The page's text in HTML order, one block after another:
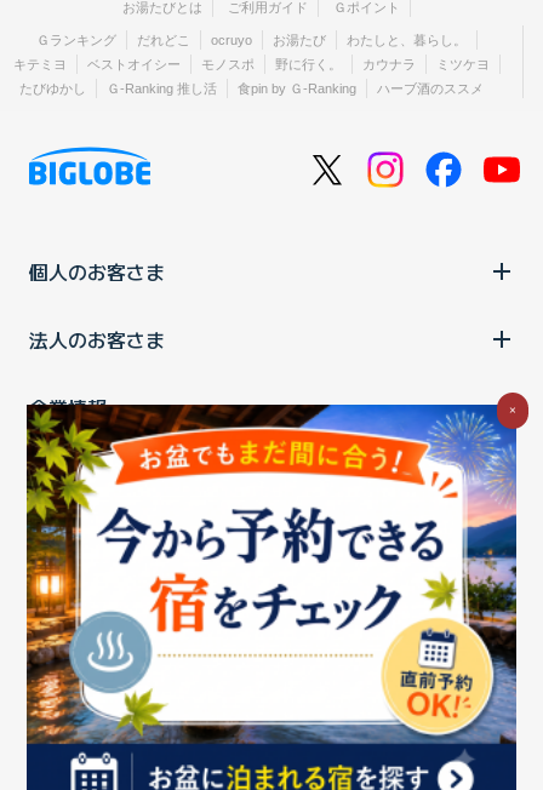
お湯たびとは ご利用ガイド Ｇポイント
Ｇランキング だれどこ ocruyo お湯たび
わたしと、暮らし。
キテミヨ
ベストオイシー モノスポ 野に行く。 カウナラ
ミツケヨ
たびゆかし
Ｇ-Ranking 推し活 食pin by Ｇ-Ranking ハーブ酒のススメ
個人のお客さま
法人のお客さま
企業情報
ご利用中の方
お問い合わせ消費税の表示 ウェブアクセシビリティの取り組み
個人情報保護ポリシープライバシーポータル
Cookieポリシー
特定商取引法に基づく表記情報セキュリティ基本方針
商標についてBIGLOBEトップ
×